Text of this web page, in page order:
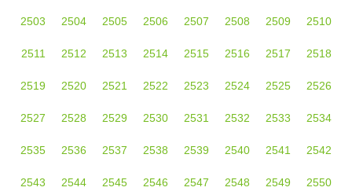
2503 2504 2505 2506 2507 2508 2509 2510
2511 2512 2513 2514 2515 2516 2517 2518
2519 2520 2521 2522 2523 2524 2525 2526
2527 2528 2529 2530 2531 2532 2533 2534
2535 2536 2537 2538 2539 2540 2541 2542
2543 2544 2545 2546 2547 2548 2549 2550